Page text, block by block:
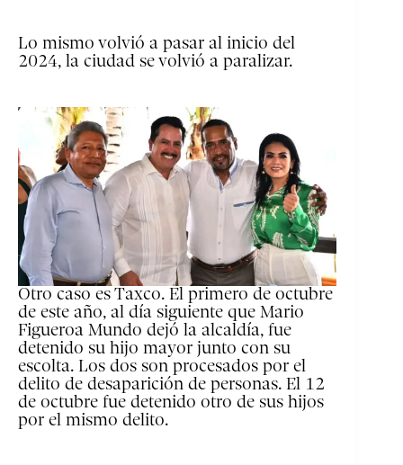
Lo mismo volvió a pasar al inicio del
2024, la ciudad se volvió a paralizar.
Otro caso es Taxco. El primero de octubre
de este año, al día siguiente que Mario
Figueroa Mundo dejó la alcaldía, fue
detenido su hijo mayor junto con su
escolta. Los dos son procesados por el
delito de desaparición de personas. El 12
de octubre fue detenido otro de sus hijos
por el mismo delito.